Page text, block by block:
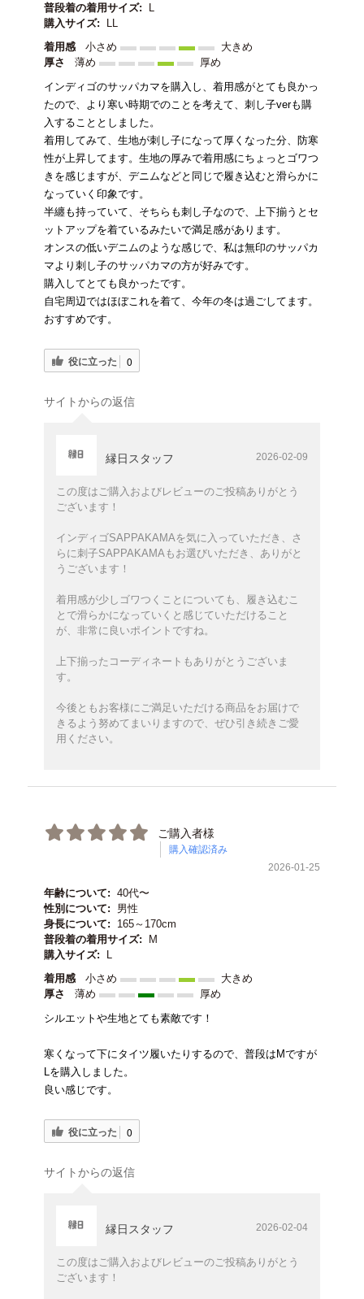
普段着の着用サイズ:
L
購入サイズ:
LL
着用感
小さめ
大きめ
厚さ
薄め
厚め
インディゴのサッパカマを購入し、着用感がとても良かっ
たので、より寒い時期でのことを考えて、刺し子verも購
入することとしました。
着用してみて、生地が刺し子になって厚くなった分、防寒
性が上昇してます。生地の厚みで着用感にちょっとゴワつ
きを感じますが、デニムなどと同じで履き込むと滑らかに
なっていく印象です。
半纏も持っていて、そちらも刺し子なので、上下揃うとセ
ットアップを着ているみたいで満足感があります。
オンスの低いデニムのような感じで、私は無印のサッパカ
マより刺し子のサッパカマの方が好みです。
購入してとても良かったです。
自宅周辺ではほぼこれを着て、今年の冬は過ごしてます。
おすすめです。
役に立った 0
サイトからの返信
縁日スタッフ 2026-02-09
この度はご購入およびレビューのご投稿ありがとう
ございます！
インディゴSAPPAKAMAを気に入っていただき、さ
らに刺子SAPPAKAMAもお選びいただき、ありがと
うございます！
着用感が少しゴワつくことについても、履き込むこ
とで滑らかになっていくと感じていただけること
が、非常に良いポイントですね。
上下揃ったコーディネートもありがとうございま
す。
今後ともお客様にご満足いただける商品をお届けで
きるよう努めてまいりますので、ぜひ引き続きご愛
用ください。
ご購入者様
購入確認済み
2026-01-25
年齢について: 40代〜
性別について:
男性
身長について:
165～170cm
普段着の着用サイズ:
M
購入サイズ:
L
着用感
小さめ
大きめ
厚さ
薄め
厚め
シルエットや生地とても素敵です！
寒くなって下にタイツ履いたりするので、普段はMですが
Lを購入しました。
良い感じです。
役に立った 0
サイトからの返信
縁日スタッフ 2026-02-04
この度はご購入およびレビューのご投稿ありがとう
ございます！